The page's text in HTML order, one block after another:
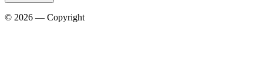
© 2026 — Copyright